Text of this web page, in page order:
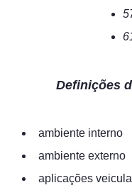
Definições
ambiente interno
ambiente externo
aplicações